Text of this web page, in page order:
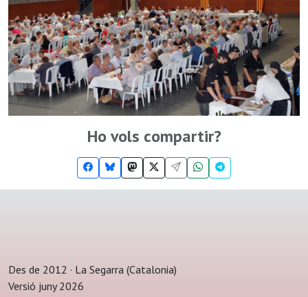
Ho vols compartir?
Des de 2012 · La Segarra (Catalonia)
Versió juny 2026